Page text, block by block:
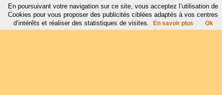
En poursuivant votre navigation sur ce site, vous acceptez l’utilisation de
Cookies pour vous proposer des publicités ciblées adaptés à vos centres
d’intérêts et réaliser des statistiques de visites.
En savoir plus Ok